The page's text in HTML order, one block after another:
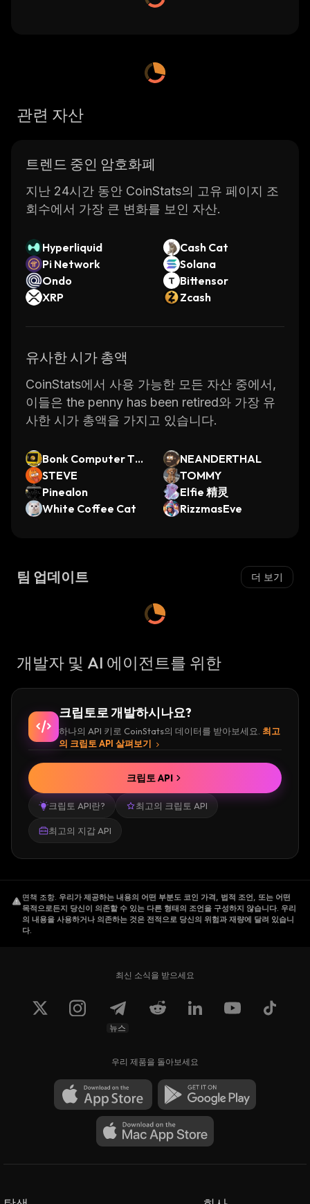
관련 자산
트렌드 중인 암호화폐
지난 24시간 동안 CoinStats의 고유 페이지 조
회수에서 가장 큰 변화를 보인 자산.
Hyperliquid
Cash Cat
Pi Network
Solana
Ondo
Bittensor
XRP
Zcash
유사한 시가 총액
CoinStats에서 사용 가능한 모든 자산 중에서,
이들은 the penny has been retired와 가장 유
사한 시가 총액을 가지고 있습니다.
Bonk Computer Tok
en
NEANDERTHAL
STEVE
TOMMY
Pinealon
Elfie 精灵
White Coffee Cat
RizzmasEve
팀 업데이트 더 보기
개발자 및 AI 에이전트를 위한
크립토로 개발하시나요?
하나의 API 키로 CoinStats의 데이터를 받아보세요. 최고
의 크립토 API 살펴보기
크립토 API란? 최고의 크립토 API
최고의 지갑 API
크립토 API
면책 조항. 우리가 제공하는 내용의 어떤 부분도 코인 가격, 법적 조언, 또는 어떤
목적으로든지 당신이 의존할 수 있는 다른 형태의 조언을 구성하지 않습니다. 우리
의 내용을 사용하거나 의존하는 것은 전적으로 당신의 위험과 재량에 달려 있습니
다.
최신 소식을 받으세요
뉴스
우리 제품을 돌아보세요